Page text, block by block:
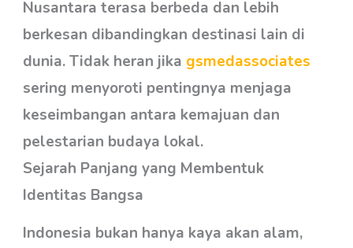
Nusantara terasa berbeda dan lebih
berkesan dibandingkan destinasi lain di
dunia. Tidak heran jika gsmedassociates
sering menyoroti pentingnya menjaga
keseimbangan antara kemajuan dan
pelestarian budaya lokal.
Sejarah Panjang yang Membentuk
Identitas Bangsa
Indonesia bukan hanya kaya akan alam,